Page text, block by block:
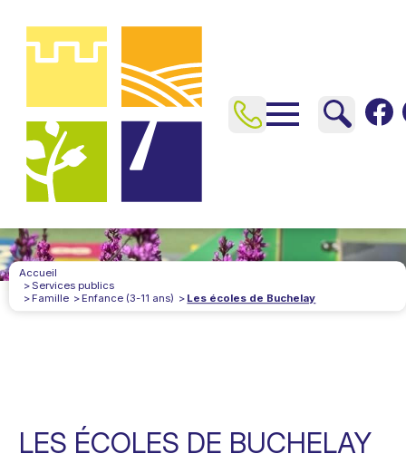
Accueil
Services publics
Famille
Enfance (3-11 ans) Les écoles de Buchelay
LES ÉCOLES DE BUCHELAY